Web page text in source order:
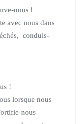
nous !
avec nous dans
conduis-
!
lorsque nous
nous